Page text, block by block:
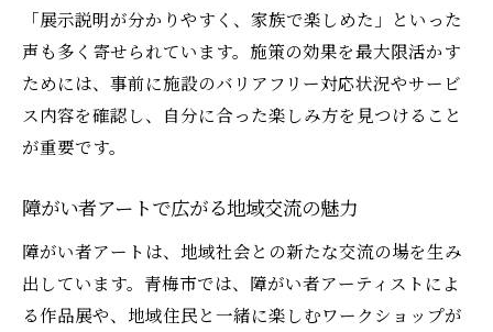
「展示説明が分かりやすく、家族で楽しめた」といった
声も多く寄せられています。施策の効果を最大限活かす
ためには、事前に施設のバリアフリー対応状況やサービ
ス内容を確認し、自分に合った楽しみ方を見つけること
が重要です。
障がい者アートで広がる地域交流の魅力
障がい者アートは、地域社会との新たな交流の場を生み
出しています。青梅市では、障がい者アーティストによ
る作品展や、地域住民と一緒に楽しむワークショップが